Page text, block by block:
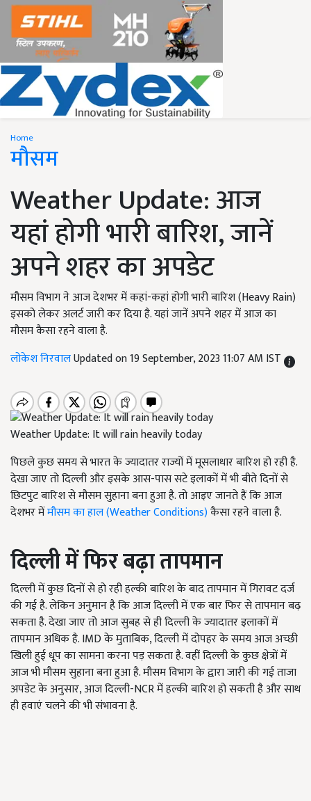
Home
मौसम
Weather Update: आज
यहां होगी भारी बारिश, जानें
अपने शहर का अपडेट
मौसम विभाग ने आज देशभर में कहां-कहां होगी भारी बारिश (Heavy Rain)
इसको लेकर अलर्ट जारी कर दिया है. यहां जानें अपने शहर में आज का
मौसम कैसा रहने वाला है.
लोकेश निरवालUpdated on 19 September, 2023 11:07 AM IST
Weather Update: It will rain heavily today
पिछले कुछ समय से भारत के ज्यादातर राज्यों में मूसलाधार बारिश हो रही है.
देखा जाए तो दिल्ली और इसके आस-पास सटे इलाकों में भी बीते दिनों से
छिटपुट बारिश से मौसम सुहाना बना हुआ है. तो आइए जानते हैं कि आज
देशभर मेंमौसम का हाल (Weather Conditions)कैसा रहने वाला है.
दिल्ली में फिर बढ़ा तापमान
दिल्ली में कुछ दिनों से हो रही हल्की बारिश के बाद तापमान में गिरावट दर्ज
की गई है. लेकिन अनुमान है कि आज दिल्ली में एक बार फिर से तापमान बढ़
सकता है. देखा जाए तो आज सुबह से ही दिल्ली के ज्यादातर इलाकों में
तापमान अधिक है. IMD के मुताबिक, दिल्ली में दोपहर के समय आज अच्छी
खिली हुई धूप का सामना करना पड़ सकता है. वहीं दिल्ली के कुछ क्षेत्रों में
आज भी मौसम सुहाना बना हुआ है. मौसम विभाग के द्वारा जारी की गई ताजा
अपडेट के अनुसार, आज दिल्ली-NCR में हल्की बारिश हो सकती है और साथ
ही हवाएं चलने की भी संभावना है.